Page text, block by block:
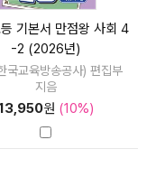
기본서 만점왕 사회 4
-2 (2026년)
국교육방송공사) 편집부
지음
원 (10%)